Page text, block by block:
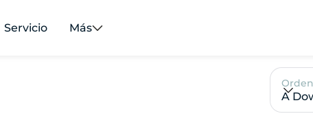
Servicio Más
A